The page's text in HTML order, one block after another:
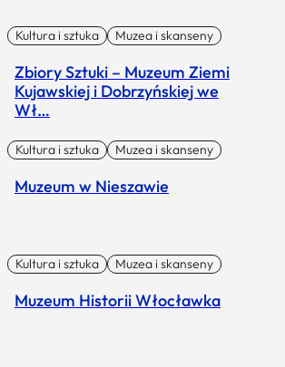
Kultura i sztuka Muzea i skanseny
Zbiory Sztuki – Muzeum Ziemi
Kujawskiej i Dobrzyńskiej we
Wł…
Kultura i sztuka Muzea i skanseny
Muzeum w Nieszawie
Kultura i sztuka Muzea i skanseny
Muzeum Historii Włocławka